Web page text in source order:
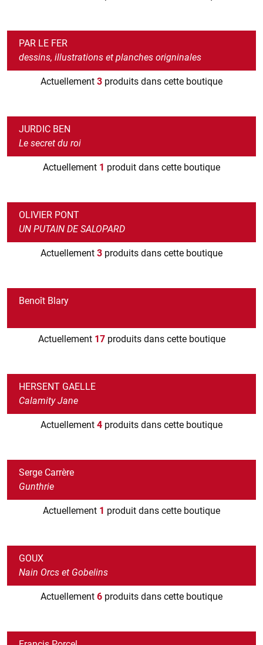
PAR LE FER
dessins, illustrations et planches origninales
Actuellement 3 produits dans cette boutique
JURDIC BEN
Le secret du roi
Actuellement 1 produit dans cette boutique
OLIVIER PONT
UN PUTAIN DE SALOPARD
Actuellement 3 produits dans cette boutique
Benoît Blary
Actuellement 17produits dans cette boutique
HERSENT GAELLE
Calamity Jane
Actuellement 4 produits dans cette boutique
Serge Carrère
Gunthrie
Actuellement 1 produit dans cette boutique
GOUX
Nain Orcs et Gobelins
Actuellement 6 produits dans cette boutique